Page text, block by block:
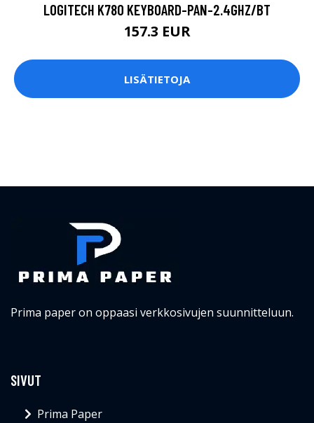
LOGITECH K780 KEYBOARD-PAN-2.4GHZ/BT
157.3 EUR
LISÄTIETOJA
Prima paper on oppaasi verkkosivujen suunnitteluun.
SIVUT
Prima Paper